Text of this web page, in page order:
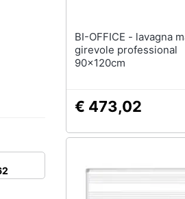
Giochi di imitazione
giocattolo
Arco
Nerf fortnite
Vedi tutti
BI-OFFICE - lavagna magnetica
girevole professional
90x120cm
€ 473,02